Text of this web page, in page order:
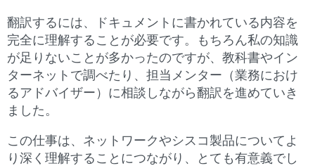
翻訳するには、ドキュメントに書かれている内容を
完全に理解することが必要です。もちろん私の知識
が足りないことが多かったのですが、教科書やイン
ターネットで調べたり、担当メンター（業務におけ
るアドバイザー）に相談しながら翻訳を進めていき
ました。
この仕事は、ネットワークやシスコ製品についてよ
り深く理解することにつながり、とても有意義でし